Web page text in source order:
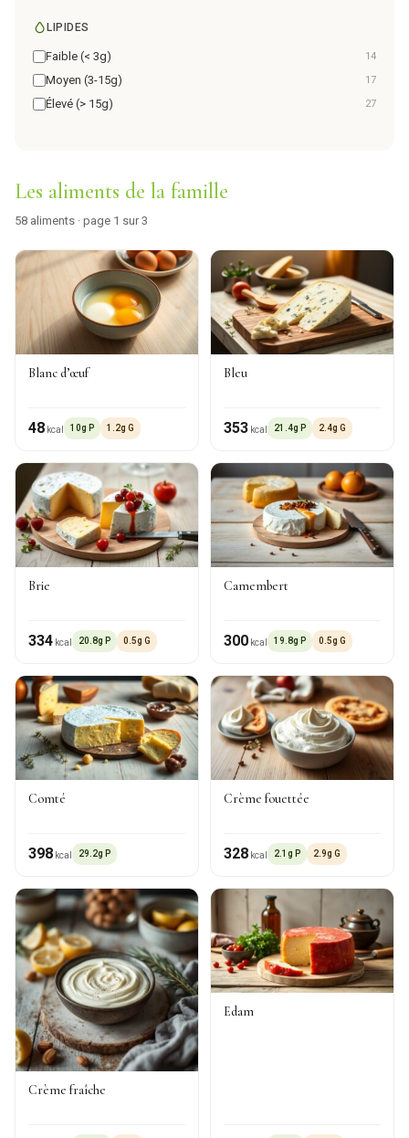
LIPIDES
Faible (< 3g) 14
Moyen (3-15g) 17
Élevé (> 15g) 27
Les aliments de la famille
58 aliments · page 1 sur 3
Blanc d’œuf
48 kcal 10g P 1.2g G
Bleu
353 kcal 21.4g P 2.4g G
Brie
334 kcal 20.8g P 0.5g G
Camembert
300 kcal 19.8g P 0.5g G
Comté
398 kcal 29.2g P
Crème fouettée
328 kcal 2.1g P 2.9g G
Crème fraîche
Edam